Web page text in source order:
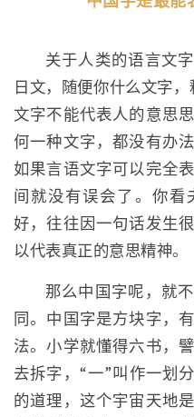
关于人类的语言文
日文，随便你什么文字
文字不能代表人的意思
何一种文字，都没有办
如果言语文字可以完全
间就没有误会了。你看
好，往往因一句话发生
以代表真正的意思精神。
那么中国字呢，就
同。中国字是方块字，
法。小学就懂得六书，
去拆字，“一”叫作一划
的道理，这个宇宙天地